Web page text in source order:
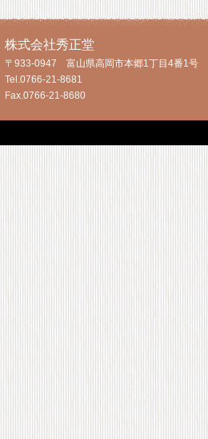
株式会社秀正堂
〒933-0947 富山県高岡市本郷1丁目4番1号
Tel.0766-21-8681
Fax.0766-21-8680